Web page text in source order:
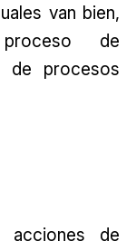
van bien,
de
de procesos
acciones de